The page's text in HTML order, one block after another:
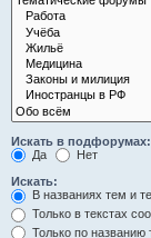
Искать в подфорумах:
Да
Нет
Искать:
В названиях тем и
Только в текстах
Только по названию